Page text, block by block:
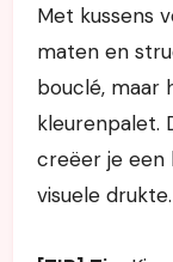
Met kussens
maten en
bouclé, maar
kleurenpalet.
creëer je een
visuele drukte.